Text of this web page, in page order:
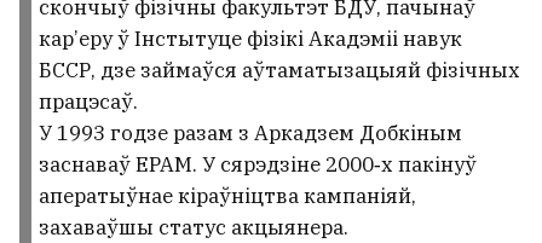
скончыў фізічны факультэт БДУ, пачынаў
кар’еру ў Інстытуце фізікі Акадэміі навук
БССР, дзе займаўся аўтаматызацыяй фізічных
працэсаў.
У 1993 годзе разам з Аркадзем Добкіным
заснаваў EPAM. У сярэдзіне 2000‑х пакінуў
аператыўнае кіраўніцтва кампаніяй,
захаваўшы статус акцыянера.